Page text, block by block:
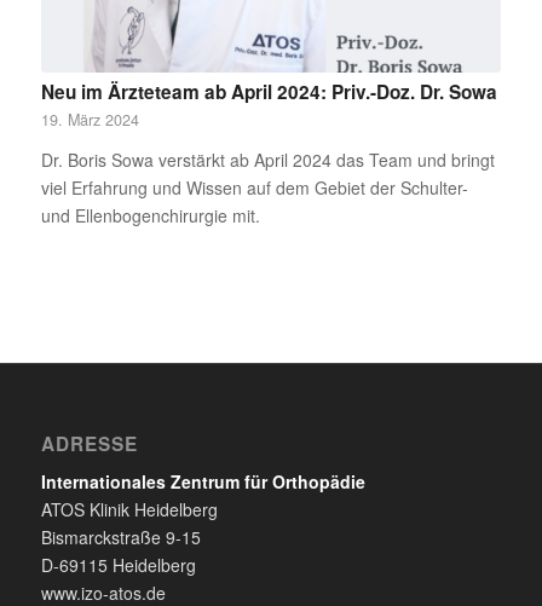
Neu im Ärzteteam ab April 2024: Priv.-Doz. Dr. Sowa
19. März 2024
Dr. Boris Sowa verstärkt ab April 2024 das Team und bringt
viel Erfahrung und Wissen auf dem Gebiet der Schulter-
und Ellenbogenchirurgie mit.
ADRESSE
Internationales Zentrum für Orthopädie
ATOS Klinik Heidelberg
Bismarckstraße 9-15
D-69115 Heidelberg
www.izo-atos.de